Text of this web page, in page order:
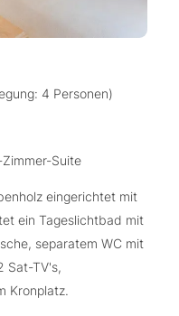
4 Personen)
Suite
eingerichtet mit
ein Tageslichtbad mit
separatem WC mit
Sat-TV's,
Kronplatz.